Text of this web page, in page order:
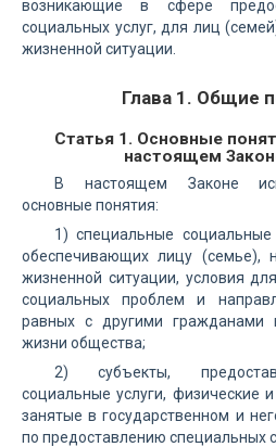
возникающие в сфере
социальных услуг, для лиц
жизненной ситуации.
Глава 1. Общие
Статья 1. Основные
настоящем
В настоящем Законе
основные понятия:
1) специальные социальные
обеспечивающих лицу (семье),
жизненной ситуации, условия
социальных проблем и
равных с другими гражданами
жизни общества;
2) субъекты,
социальные услуги, физические
занятые в государственном и
по предоставлению специальных